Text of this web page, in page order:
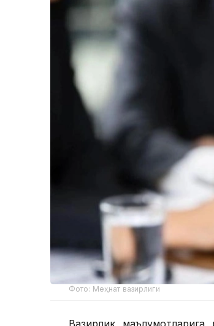
Фото: Меҳнат вазирлиги
Вазирлик